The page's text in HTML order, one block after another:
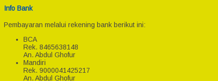
Info Bank
Pembayaran melalui rekening bank berikut ini:
BCA
Rek. 8465638148
An. Abdul Ghofur
Mandiri
Rek. 9000041425217
An. Abdul Ghofur